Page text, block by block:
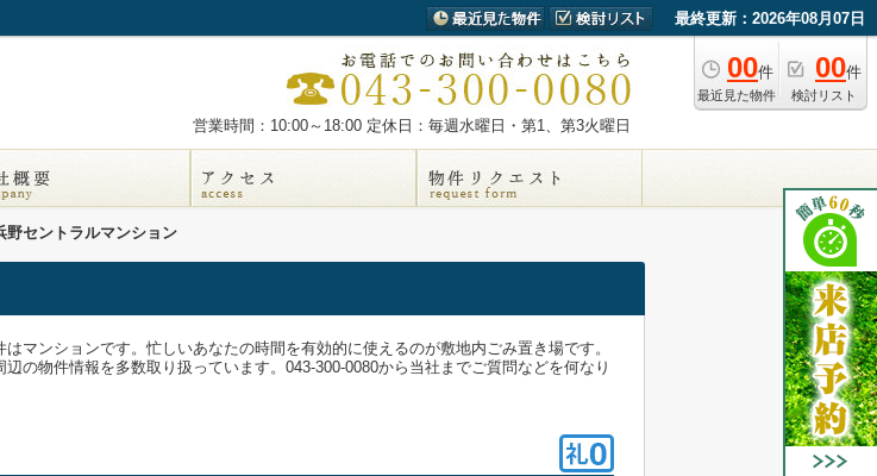
最終更新：2026年08月07日
00件
最近見た物件
00件
検討リスト
営業時間：10:00～18:00 定休日：毎週水曜日・第1、第3火曜日
野セントラルマンション
マンションです。忙しいあなたの時間を有効的に使えるのが敷地内ごみ置き場です。
の物件情報を多数取り扱っています。043-300-0080から当社までご質問などを何なり